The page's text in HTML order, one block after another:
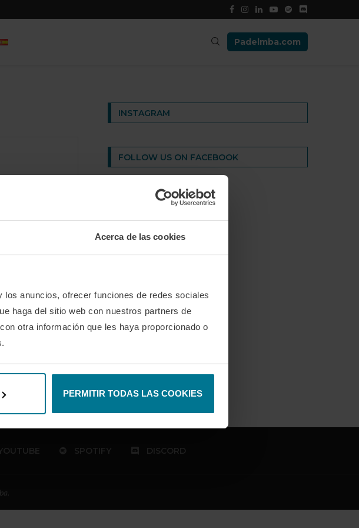
Acerca de las cookies
anuncios, ofrecer funciones de redes sociales
haga del sitio web con nuestros partners de
otra información que les haya proporcionado o
PERMITIR TODAS LAS COOKIES
Padelmba.com
INSTAGRAM
FOLLOW US ON FACEBOOK
SPOTIFY DISCORD